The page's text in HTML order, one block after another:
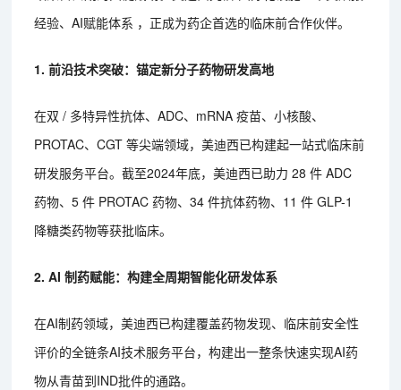
经验、AI赋能体系 ，正成为药企首选的临床前合作伙伴。
1. 前沿技术突破：锚定新分子药物研发高地
在双 / 多特异性抗体、ADC、mRNA 疫苗、小核酸、
PROTAC、CGT 等尖端领域，美迪西已构建起一站式临床前
研发服务平台。截至2024年底，美迪西已助力 28 件 ADC
药物、5 件 PROTAC 药物、34 件抗体药物、11 件 GLP-1
降糖类药物等获批临床。
2. AI 制药赋能：构建全周期智能化研发体系
在AI制药领域，美迪西已构建覆盖药物发现、临床前安全性
评价的全链条AI技术服务平台，构建出一整条快速实现AI药
物从青苗到IND批件的通路。